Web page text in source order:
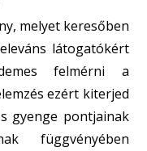
melyet keresőben
látogatókért
felmérni a
ezért kiterjed
gyenge pontjainak
függvényében